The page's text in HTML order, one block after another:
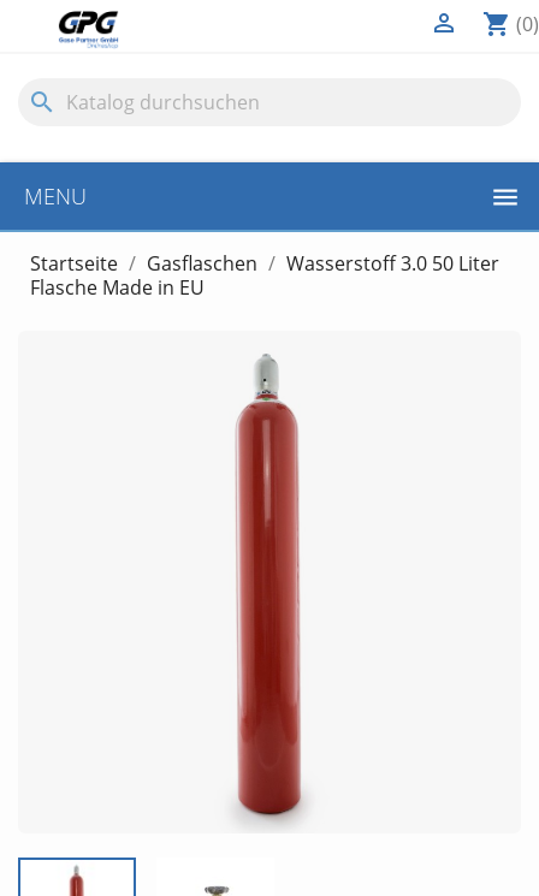
shopping_cart (0)

search
MENU
Startseite Gasflaschen
Wasserstoff 3.0 50 Liter
Flasche Made in EU